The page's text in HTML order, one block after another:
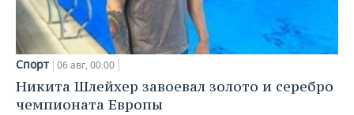
Спорт 06 авг, 00:00
Никита Шлейхер завоевал золото и серебро
чемпионата Европы